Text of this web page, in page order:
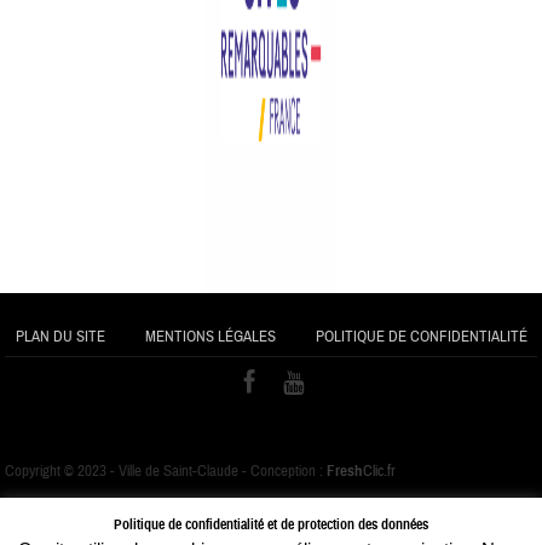
PLAN DU SITE MENTIONS LÉGALES POLITIQUE DE CONFIDENTIALITÉ
Copyright © 2023 - Ville de Saint-Claude - Conception : FreshClic.fr
Politique de confidentialité et de protection des données